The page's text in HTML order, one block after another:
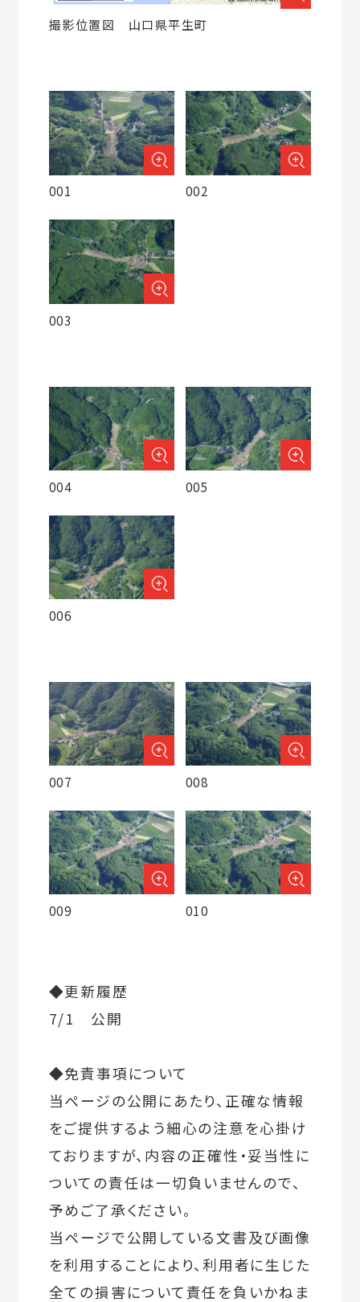
撮影位置図 山口県平生町
001 002
003
004 005
006
007 008
009 010
◆更新履歴
7/1 公開
◆免責事項について
当ページの公開にあたり、正確な情報
をご提供するよう細心の注意を心掛け
ておりますが、内容の正確性・妥当性に
ついての責任は一切負いませんので、
予めご了承ください。
当ページで公開している文書及び画像
を利用することにより、利用者に生じた
全ての損害について責任を負いかねま